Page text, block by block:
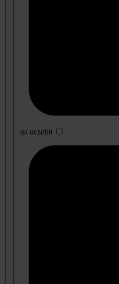
na uczelni